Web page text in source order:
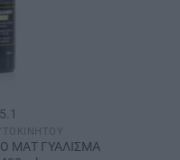
ΜΑΤ ΓΥΑΛΙΣΜΑ